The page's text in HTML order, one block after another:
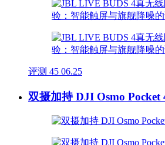
评测 45 06.25
双摄加持 DJI Osmo Pocket